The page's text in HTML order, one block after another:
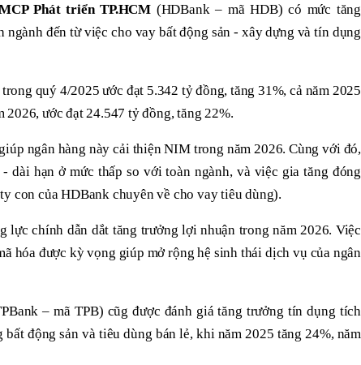
Phát triển TP.HCM (HDBank – mã HDB) có mức tăng
đến từ việc cho vay bất động sản - xây dựng và tín dụng
quý 4/2025 ước đạt 5.342 tỷ đồng, tăng 31%, cả năm 2025
2026, ước đạt 24.547 tỷ đồng, tăng 22%.
ngân hàng này cải thiện NIM trong năm 2026. Cùng với đó,
dài hạn ở mức thấp so với toàn ngành, và việc gia tăng đóng
con của HDBank chuyên về cho vay tiêu dùng).
lực chính dẫn dắt tăng trưởng lợi nhuận trong năm 2026. Việc
hóa được kỳ vọng giúp mở rộng hệ sinh thái dịch vụ của ngân
– mã TPB) cũg được đánh giá tăng trưởng tín dụng tích
động sản và tiêu dùng bán lẻ, khi năm 2025 tăng 24%, năm